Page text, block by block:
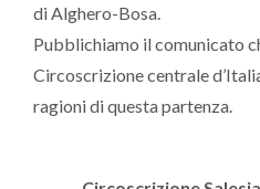
di Alghero-Bosa.
Pubblichiamo il comunicato
Circoscrizione centrale
ragioni di questa partenza.